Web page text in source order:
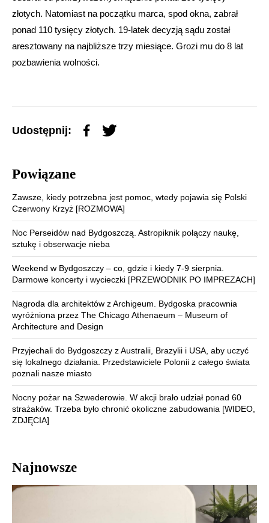
złotych. Natomiast na początku marca, spod okna, zabrał
ponad 110 tysięcy złotych. 19-latek decyzją sądu został
aresztowany na najbliższe trzy miesiące. Grozi mu do 8 lat
pozbawienia wolności.
Udostępnij:
Powiązane
Zawsze, kiedy potrzebna jest pomoc, wtedy pojawia się Polski
Czerwony Krzyż [ROZMOWA]
Noc Perseidów nad Bydgoszczą. Astropiknik połączy naukę,
sztukę i obserwacje nieba
Weekend w Bydgoszczy – co, gdzie i kiedy 7-9 sierpnia.
Darmowe koncerty i wycieczki [PRZEWODNIK PO IMPREZACH]
Nagroda dla architektów z Archigeum. Bydgoska pracownia
wyróżniona przez The Chicago Athenaeum – Museum of
Architecture and Design
Przyjechali do Bydgoszczy z Australii, Brazylii i USA, aby uczyć
się lokalnego działania. Przedstawiciele Polonii z całego świata
poznali nasze miasto
Nocny pożar na Szwederowie. W akcji brało udział ponad 60
strażaków. Trzeba było chronić okoliczne zabudowania [WIDEO,
ZDJĘCIA]
Najnowsze